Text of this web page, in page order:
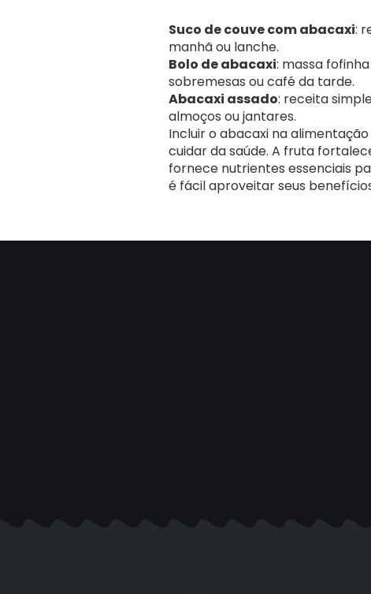
Suco de couve com abacaxi:
manhã ou lanche.
Bolo de abacaxi: massa
sobremesas ou café da tarde.
Abacaxi assado: receita
almoços ou jantares.
Incluir o abacaxi na
cuidar da saúde. A fruta
fornece nutrientes essenciais
é fácil aproveitar seus